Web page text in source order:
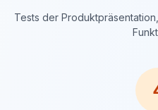
Tests der